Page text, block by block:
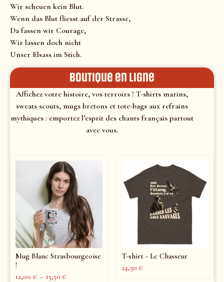
Wir scheuen kein Blut.
Wenn das Blut fliesst auf der Strasse,
Da fassen wir Courage,
Wir lassen doch nicht
Unser Elsass im Stich.
Boutique en ligne
Affichez votre histoire, vos terroirs ! T-shirts marins,
sweats scouts, mugs bretons et tote-bags aux refrains
mythiques : emportez l’esprit des chants français partout
avec vous.
Mug Blanc Strasbourgeoise
!
12,00 € – 15,50 €
T-shirt - Le Chasseur
24,50 €